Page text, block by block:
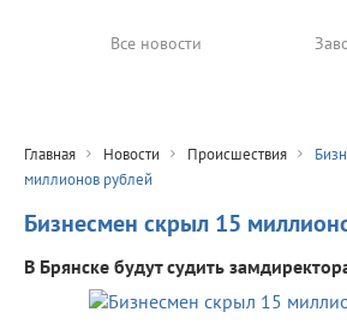
Все новости
Главная Новости Происшествия
миллионов рублей
Бизнесмен скрыл 15
В Брянске будут судить